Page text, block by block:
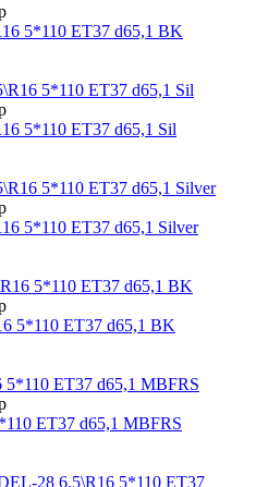
5*110 ET37 d65,1 BK
5*110 ET37 d65,1 Sil
5*110 ET37 d65,1 Silver
5*110 ET37 d65,1 BK
ET37 d65,1 MBFRS